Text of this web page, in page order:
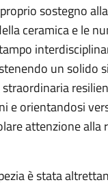
sostegno
ceramica e le
un solido
e orientandosi
attenzione
è stata